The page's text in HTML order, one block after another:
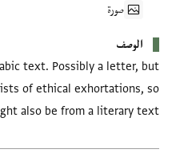
صورة
الوصف
text. Possibly a letter, but
of ethical exhortations, so
also be from a literary text.